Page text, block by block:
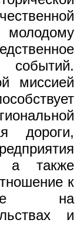
молодому
миссией
дороги,
а также
к
на
и